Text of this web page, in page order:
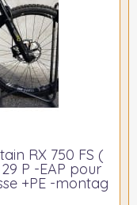
RX 750 FS (
P -EAP pour
+PE -montag